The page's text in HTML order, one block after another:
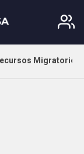
Migratorios